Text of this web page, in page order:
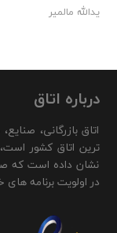
یدالله مالمیر
درباره اتاق
اتاق بازرگانی،
ترین اتاق کشور
نشان داده است که
در اولویت برنامه